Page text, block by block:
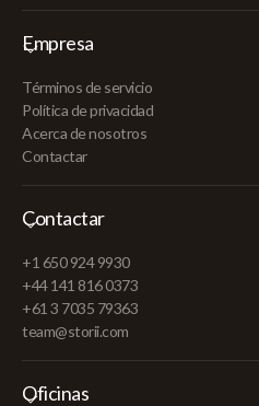
Empresa
Términos de servicio
Política de privacidad
Acerca de nosotros
Contactar
Contactar
+1 650 924 9930
+44 141 816 0373
+61 3 7035 79363
team@storii.com
Oficinas